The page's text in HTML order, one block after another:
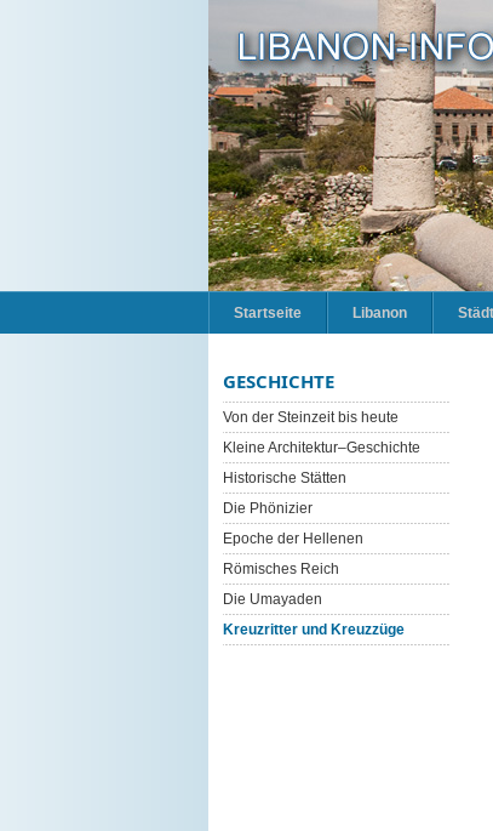
Startseite Libanon
GESCHICHTE
Von der Steinzeit bis heute
Kleine Architektur–Geschichte
Historische Stätten
Die Phönizier
Epoche der Hellenen
Römisches Reich
Die Umayaden
Kreuzritter und Kreuzzüge